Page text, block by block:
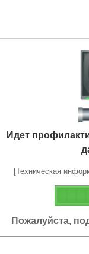
Идет
[Техническая
Пожалуйста,